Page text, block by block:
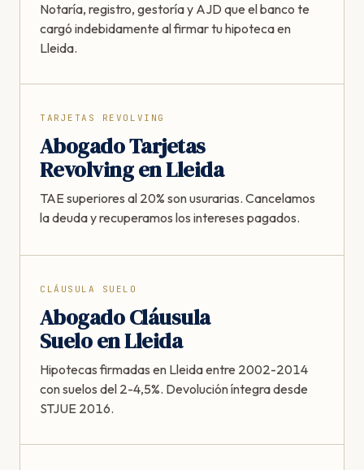
Notaría, registro, gestoría y AJD que el banco te
cargó indebidamente al firmar tu hipoteca en
Lleida.
TARJETAS REVOLVING
Abogado Tarjetas
Revolving en Lleida
TAE superiores al 20% son usurarias. Cancelamos
la deuda y recuperamos los intereses pagados.
CLÁUSULA SUELO
Abogado Cláusula
Suelo en Lleida
Hipotecas firmadas en Lleida entre 2002-2014
con suelos del 2-4,5%. Devolución íntegra desde
STJUE 2016.